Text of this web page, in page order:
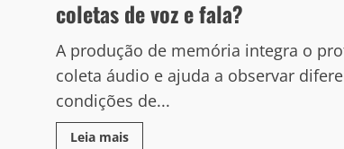
coletas de voz e fala?
A produção de memória integra o
coleta áudio e ajuda a observar
condições de...
Leia mais